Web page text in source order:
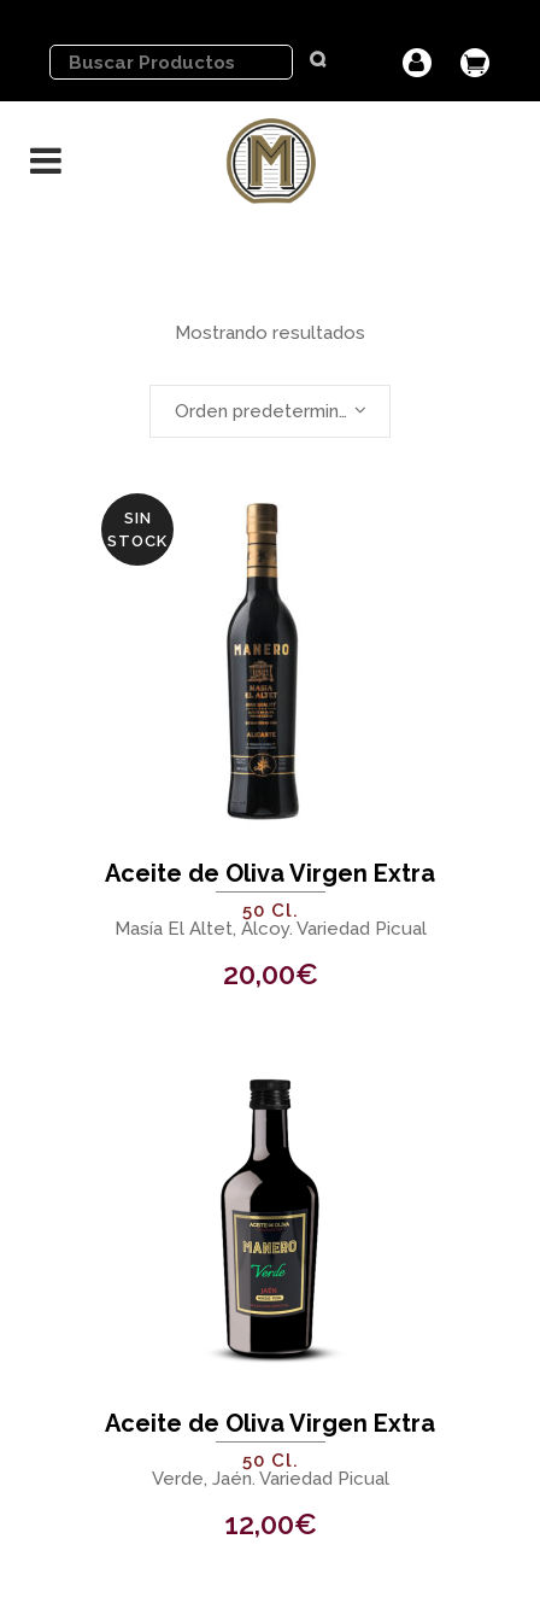
Mostrando resultados
Orden predeterminado
SIN
STOCK
Aceite de Oliva Virgen Extra
50 Cl.
Masía El Altet, Alcoy. Variedad Picual
20,00€
Aceite de Oliva Virgen Extra
50 Cl.
Verde, Jaén. Variedad Picual
12,00€